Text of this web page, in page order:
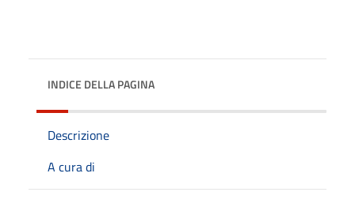
INDICE DELLA PAGINA
Descrizione
A cura di